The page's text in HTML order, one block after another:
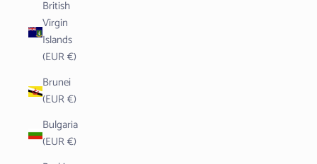
British
Virgin
Islands
(EUR €)
Brunei
(EUR €)
Bulgaria
(EUR €)